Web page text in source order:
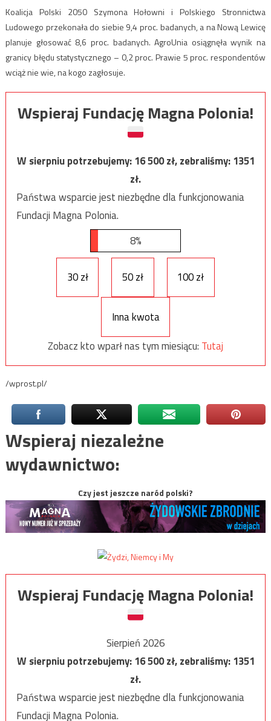
Koalicja Polski 2050 Szymona Hołowni i Polskiego Stronnictwa
Ludowego przekonała do siebie 9,4 proc. badanych, a na Nową Lewicę
planuje głosować 8,6 proc. badanych. AgroUnia osiągnęła wynik na
granicy błędu statystycznego – 0,2 proc. Prawie 5 proc. respondentów
wciąż nie wie, na kogo zagłosuje.
Wspieraj Fundację Magna Polonia!
W sierpniu potrzebujemy:16 500zł, zebraliśmy:1351
zł.
Państwa wsparcie jest niezbędne dla funkcjonowania
Fundacji Magna Polonia.
8%
30 zł 50 zł 100 zł
Inna kwota
Zobacz kto wparł nas tym miesiącu: Tutaj
/wprost.pl/
Wspieraj niezależne
wydawnictwo:
Czy jest jeszcze naród polski?
Wspieraj Fundację Magna Polonia!
Sierpień 2026
W sierpniu potrzebujemy:16 500zł, zebraliśmy:1351
zł.
Państwa wsparcie jest niezbędne dla funkcjonowania
Fundacji Magna Polonia.